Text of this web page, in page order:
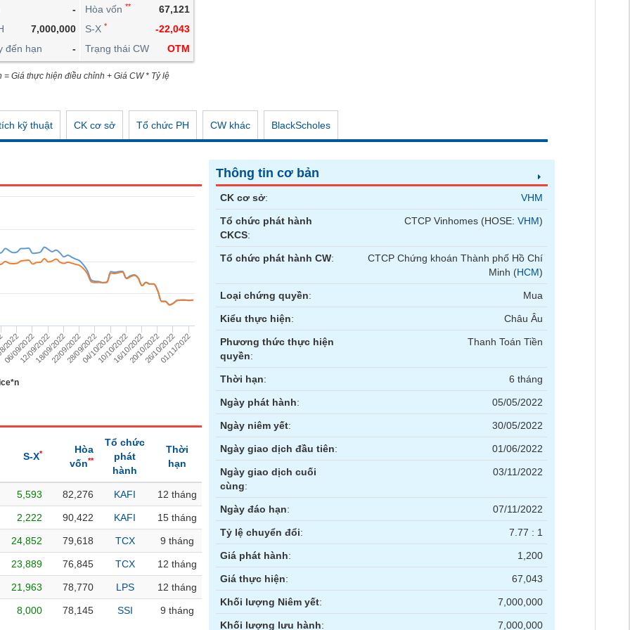
-
7,000,000
đến hạn
-
Hòa vốn **
67,121
S-X *
-22,043
Trạng thái CW
OTM
Giá thực hiện điều chỉnh + Giá CW * Tỷ lệ
kỹ thuật CK cơ sở Tổ chức PH CW khác BlackScholes
06/09/202212/09/202218/09/202222/09/202228/09/202204/10/202210/10/202216/10/202220/10/202226/10/202201/11/2022
S-X*
Hòa
vốn**
Tổ chức
phát
hành
Thời
hạn
5,593 82,276 KAFI 12 tháng
2,222 90,422 KAFI 15 tháng
24,852 79,618 TCX 9 tháng
23,889 76,845 TCX 12 tháng
21,963 78,770 LPS 12 tháng
8,000 78,145 SSI 9 tháng
Thông tin cơ bản
CK cơ sở: VHM
Tổ chức phát hành
CKCS:
CTCP Vinhomes (HOSE:VHM)
Tổ chức phát hành CW:
CTCP Chứng khoán Thành phố Hồ Chí
Minh (HCM)
Loại chứng quyền: Mua
Kiểu thực hiện: Châu Âu
Phương thức thực hiện
quyền:
Thanh Toán Tiền
Thời hạn: 6 tháng
Ngày phát hành: 05/05/2022
Ngày niêm yết: 30/05/2022
Ngày giao dịch đầu tiên: 01/06/2022
Ngày giao dịch cuối
cùng:
03/11/2022
Ngày đáo hạn: 07/11/2022
Tỷ lệ chuyển đổi: 7.77 : 1
Giá phát hành: 1,200
Giá thực hiện: 67,043
Khối lượng Niêm yết: 7,000,000
Khối lượng lưu hành: 7,000,000
CÔNG CỤ ĐẦU TƯ
XUẤT DỮ LIỆU
TIN MỚI
Hợp đồng tương lai Trái phiếu